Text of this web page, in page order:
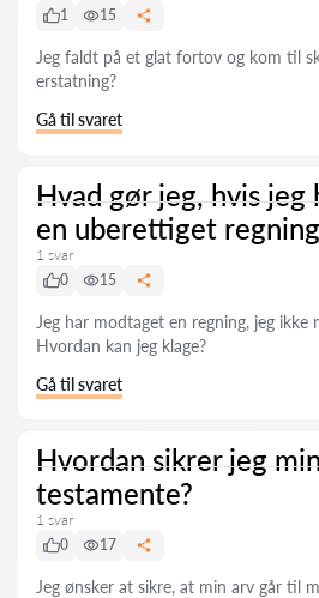
1
15
Jeg faldt på et glat fortov og kom til
erstatning?
Gå til svaret
Hvad gør jeg, hvis jeg
en uberettiget
1 svar
0
15
Jeg har modtaget en regning, jeg ikke
Hvordan kan jeg klage?
Gå til svaret
Hvordan sikrer jeg
testamente?
1 svar
0
17
Jeg ønsker at sikre, at min arv går til